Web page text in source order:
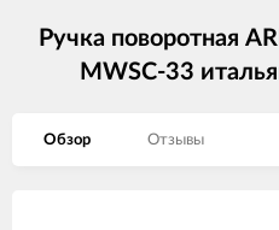
Ручка поворотная
MWSC-33
Обзор Отзывы